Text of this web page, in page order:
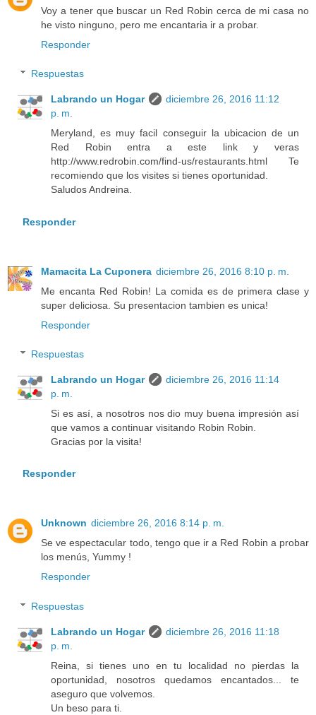
Voy a tener que buscar un Red Robin cerca de mi casa no
he visto ninguno, pero me encantaria ir a probar.
Responder
Respuestas
Labrando un Hogar
diciembre 26, 2016 11:12
p. m.
Meryland, es muy facil conseguir la ubicacion de un
Red Robin entra a este link y veras
http://www.redrobin.com/find-us/restaurants.html Te
recomiendo que los visites si tienes oportunidad.
Saludos Andreina.
Responder
Mamacita La Cuponera diciembre 26, 2016 8:10 p. m.
Me encanta Red Robin! La comida es de primera clase y
super deliciosa. Su presentacion tambien es unica!
Responder
Respuestas
Labrando un Hogar
diciembre 26, 2016 11:14
p. m.
Si es así, a nosotros nos dio muy buena impresión así
que vamos a continuar visitando Robin Robin.
Gracias por la visita!
Responder
Unknown diciembre 26, 2016 8:14 p. m.
Se ve espectacular todo, tengo que ir a Red Robin a probar
los menús, Yummy !
Responder
Respuestas
Labrando un Hogar
diciembre 26, 2016 11:18
p. m.
Reina, si tienes uno en tu localidad no pierdas la
oportunidad, nosotros quedamos encantados... te
aseguro que volvemos.
Un beso para ti.